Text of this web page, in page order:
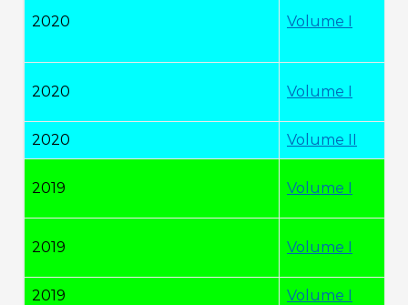
2020 Volume I
2020 Volume I
2020 Volume II
2019 Volume I
2019 Volume I
2019 Volume I